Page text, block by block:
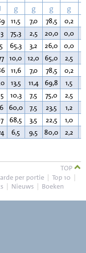
g g g g
11,5 7,0 78,5 0,2
75,3 2,5 20,0 0,0
65,3 3,2 26,0 0,0
10,0 12,0 65,0 2,5
11,6 7,0 78,5 0,2
13,5 11,4 69,8 1,5
10,3 7,5 75,0 2,5
60,0 7,5 23,5 1,2
68,5 3,5 22,5 1,0
6,5 9,5 80,0 2,2
TOP
per portie | Top 10 |
| Nieuws | Boeken